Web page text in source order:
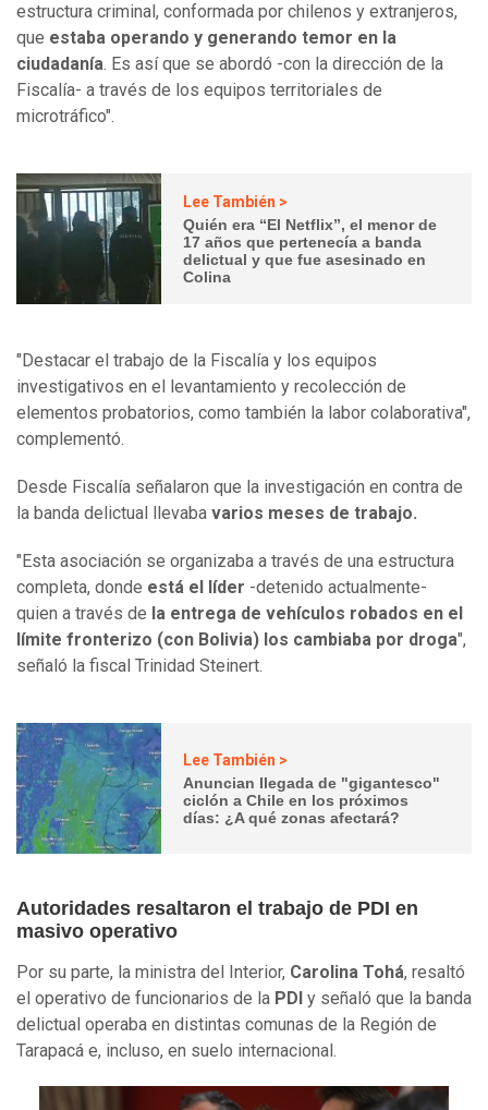
estructura criminal, conformada por chilenos y extranjeros,
que estaba operando y generando temor en la
ciudadanía. Es así que se abordó -con la dirección de la
Fiscalía- a través de los equipos territoriales de
microtráfico".
Lee También >
Quién era “El Netflix”, el menor de
17 años que pertenecía a banda
delictual y que fue asesinado en
Colina
"Destacar el trabajo de la Fiscalía y los equipos
investigativos en el levantamiento y recolección de
elementos probatorios, como también la labor colaborativa",
complementó.
Desde Fiscalía señalaron que la investigación en contra de
la banda delictual llevaba varios meses de trabajo.
"Esta asociación se organizaba a través de una estructura
completa, donde está el líder -detenido actualmente-
quien a través de la entrega de vehículos robados en el
límite fronterizo (con Bolivia) los cambiaba por droga",
señaló la fiscal Trinidad Steinert.
Lee También >
Anuncian llegada de "gigantesco"
ciclón a Chile en los próximos
días: ¿A qué zonas afectará?
Autoridades resaltaron el trabajo de PDI en
masivo operativo
Por su parte, la ministra del Interior, Carolina Tohá, resaltó
el operativo de funcionarios de la PDI y señaló que la banda
delictual operaba en distintas comunas de la Región de
Tarapacá e, incluso, en suelo internacional.